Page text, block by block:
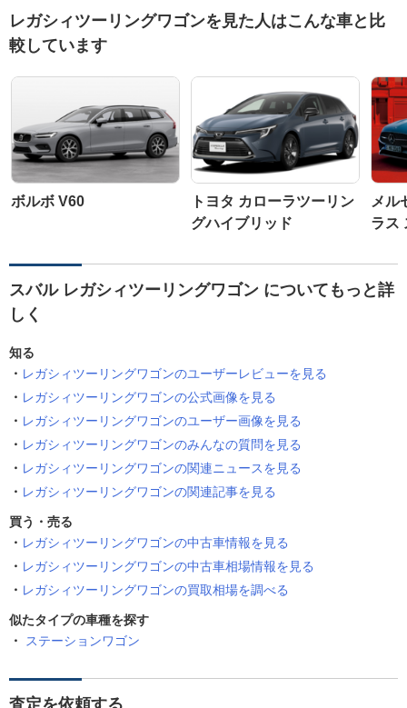
レガシィツーリングワゴンを見た人はこんな車と比
較しています
ボルボ V60
トヨタ カローラツーリン
グハイブリッド
メル
ラス
スバル レガシィツーリングワゴン についてもっと詳
しく
知る
レガシィツーリングワゴンのユーザーレビューを見る
レガシィツーリングワゴンの公式画像を見る
レガシィツーリングワゴンのユーザー画像を見る
レガシィツーリングワゴンのみんなの質問を見る
レガシィツーリングワゴンの関連ニュースを見る
レガシィツーリングワゴンの関連記事を見る
買う・売る
レガシィツーリングワゴンの中古車情報を見る
レガシィツーリングワゴンの中古車相場情報を見る
レガシィツーリングワゴンの買取相場を調べる
似たタイプの車種を探す
ステーションワゴン